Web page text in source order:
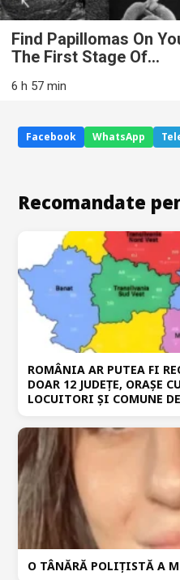
Find Papillomas On
The First Stage Of...
6 h 57 min
Facebook WhatsApp
Recomandate
ROMÂNIA AR PUTEA FI
DOAR 12 JUDEȚE, ORAȘE
LOCUITORI ȘI COMUNE
O TÂNĂRĂ POLIȚISTĂ A